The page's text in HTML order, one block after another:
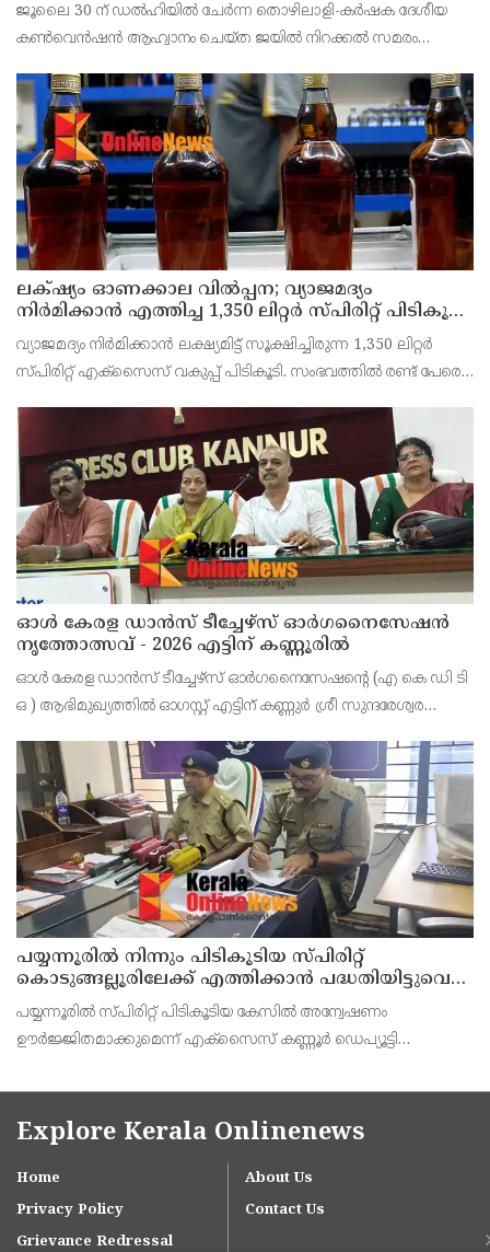
ജൂലൈ 30 ന് ഡൽഹിയിൽ ചേർന്ന തൊഴിലാളി-കർഷക ദേശീയ
കൺവെൻഷൻ ആഹ്വാനം ചെയ്ത ജയിൽ നിറക്കൽ സമരം
തൊഴിലാളി സംഘടനകളുടെ സംയുക്ത ജില്ലാ സമിതി
തീരുമാനിച്ചു.ഇതിന്റെ ഭാഗമായ
ലക്‌ഷ്യം ഓണക്കാല വിൽപ്പന; വ്യാജമദ്യം
നിർമിക്കാൻ എത്തിച്ച 1,350 ലിറ്റർ സ്പിരിറ്റ് പിടികൂടി;
രണ്ട് പേർ അറസ്റ്റിൽ
വ്യാജമദ്യം നിർമിക്കാൻ ലക്ഷ്യമിട്ട് സൂക്ഷിച്ചിരുന്ന 1,350 ലിറ്റർ
സ്പിരിറ്റ് എക്സൈസ് വകുപ്പ് പിടികൂടി. സംഭവത്തിൽ രണ്ട് പേരെ
കോട്ടക്കുളങ്ങരയിലെ ഹോളോബ്രിക
ഓൾ കേരള ഡാൻസ് ടീച്ചേഴ്സ് ഓർഗനൈസേഷൻ
നൃത്തോത്സവ് - 2026 എട്ടിന് കണ്ണൂരിൽ
ഓൾ കേരള ഡാൻസ് ടീച്ചേഴ്സ് ഓർഗനൈസേഷൻ്റെ (എ കെ ഡി ടി
ഒ ) ആഭിമുഖ്യത്തിൽ ഓഗസ്റ്റ് എട്ടിന് കണ്ണുർ ശ്രീ സുന്ദരേശ്വര
സംഘാടകർ കണ്ണൂർ പ്രസ് ക്ളബ്ബിൽ വാർത്താ സമ
പയ്യന്നൂരിൽ നിന്നും പിടികൂടിയ സ്പിരിറ്റ്
കൊടുങ്ങല്ലൂരിലേക്ക് എത്തിക്കാൻ പദ്ധതിയിട്ടുവെന്ന്
എക്സൈസ് ഡെപ്യൂട്ടി കമ്മിഷണർ
പയ്യന്നൂരിൽ സ്പിരിറ്റ് പിടികൂടിയ കേസിൽ അന്വേഷണം
ഊർജ്ജിതമാക്കുമെന്ന് എക്സൈസ് കണ്ണൂർ ഡെപ്യൂട്ടി
കമ്മീഷണർ പി. സജിത്ത് കുമാർ എന്നിവർ കണ്ണൂരിൽവാർത്താ
സമ്മേളനത്
Explore Kerala Onlinenews
Home
About Us
Privacy Policy
Contact Us
Grievance Redressal